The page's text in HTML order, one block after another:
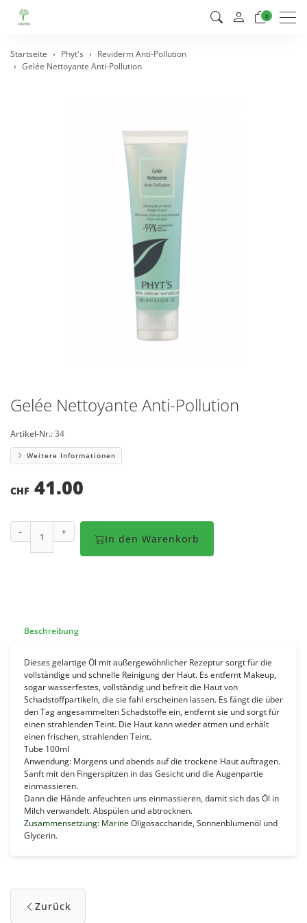
0
Startseite Phyt's
Reviderm Anti-Pollution
Gelée Nettoyante Anti-Pollution
Gelée Nettoyante Anti-Pollution
Artikel-Nr.:34
Weitere Informationen
CHF 41.00
- +
In den Warenkorb
Beschreibung
Dieses gelartige Öl mit außergewöhnlicher Rezeptur sorgt für die
vollständige und schnelle Reinigung der Haut. Es entfernt Makeup,
sogar wasserfestes, vollständig und befreit die Haut von
Schadstoffpartikeln, die sie fahl erscheinen lassen. Esfängt die über
den Tag angesammelten Schadstoffe ein, entfernt sie und sorgt für
einen strahlenden Teint. Die Haut kann wieder atmen und erhält
einen frischen, strahlenden Teint.
Tube 100ml
Anwendung: Morgens und abends auf die trockene Haut auftragen.
Sanft mit den Fingerspitzen in das Gesicht und die Augenpartie
einmassieren.
Dann die Hände anfeuchten uns einmassieren, damit sich das Öl in
Milch verwandelt. Abspülen und abtrocknen.
Zusammensetzung: MarineOligosaccharide, Sonnenblumenöl und
Glycerin.
Zurück